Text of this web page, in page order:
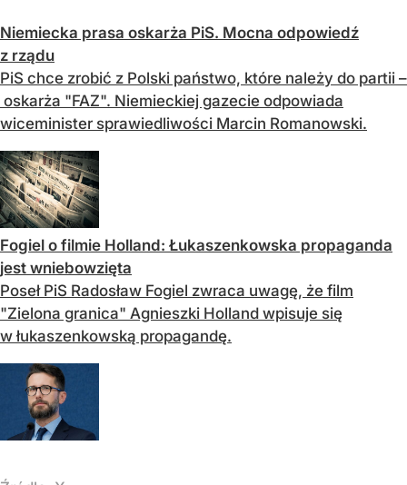
Niemiecka prasa oskarża PiS. Mocna odpowiedź
z rządu
PiS chce zrobić z Polski państwo, które należy do partii –
oskarża "FAZ". Niemieckiej gazecie odpowiada
wiceminister sprawiedliwości Marcin Romanowski.
Fogiel o filmie Holland: Łukaszenkowska propaganda
jest wniebowzięta
Poseł PiS Radosław Fogiel zwraca uwagę, że film
"Zielona granica" Agnieszki Holland wpisuje się
w łukaszenkowską propagandę.